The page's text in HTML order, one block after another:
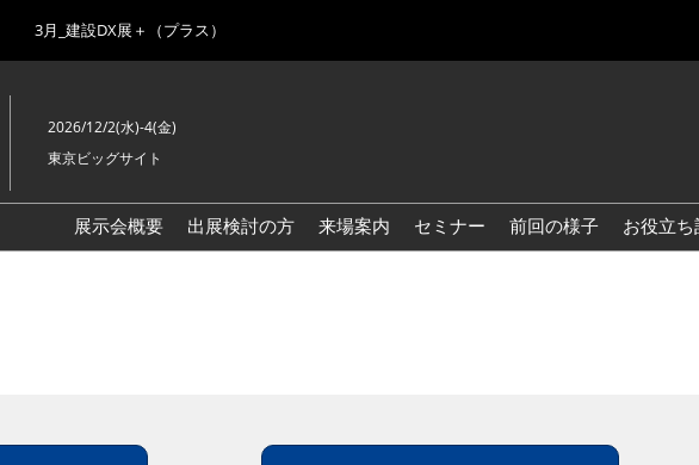
3月_建設DX展＋（プラス）
2026/12/2(水)-4(金)
東京ビッグサイト
展示会概要 出展検討の方 来場案内 セミナー 前回の様子 お役立ち